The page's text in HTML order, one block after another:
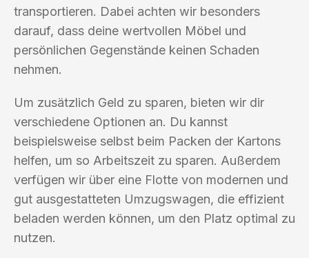
transportieren. Dabei achten wir besonders
darauf, dass deine wertvollen Möbel und
persönlichen Gegenstände keinen Schaden
nehmen.
Um zusätzlich Geld zu sparen, bieten wir dir
verschiedene Optionen an. Du kannst
beispielsweise selbst beim Packen der Kartons
helfen, um so Arbeitszeit zu sparen. Außerdem
verfügen wir über eine Flotte von modernen und
gut ausgestatteten Umzugswagen, die effizient
beladen werden können, um den Platz optimal zu
nutzen.